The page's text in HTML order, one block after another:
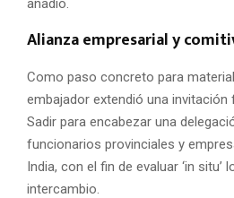
añadió.
Alianza empresarial y
Como paso concreto para
embajador extendió una
Sadir para encabezar una
funcionarios provinciales y
India, con el fin de evaluar ‘in situ’
intercambio.